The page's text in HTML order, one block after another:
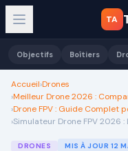
TA
Objectifs Boîtiers
Accueil›Drones
›Meilleur Drone 2026 :
›Drone FPV : Guide Complet
›Simulateur Drone FPV 2026
DRONES MIS À JOUR 12